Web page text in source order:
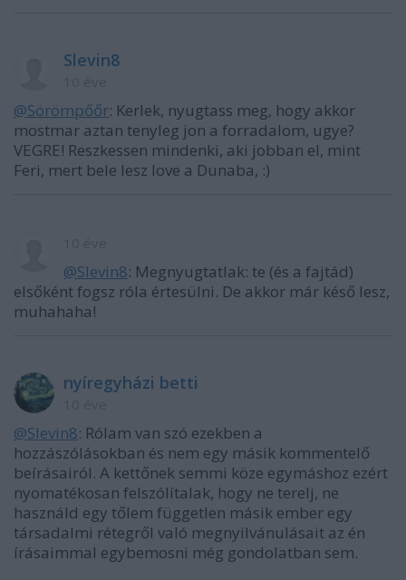
Slevin8
@Sörömpőőr: Kerlek, nyugtass meg, hogy akkor
mostmar aztan tenyleg jon a forradalom, ugye?
VEGRE! Reszkessen mindenki, aki jobban el, mint
Feri, mert bele lesz love a Dunaba, :)
@Slevin8: Megnyugtatlak: te (és a fajtád)
elsőként fogsz róla értesülni. De akkor már késő lesz,
muhahaha!
nyíregyházi betti
@Slevin8: Rólam van szó ezekben a
hozzászólásokban és nem egy másik kommentelő
beírásairól. A kettőnek semmi köze egymáshoz ezért
nyomatékosan felszólítalak, hogy ne terelj, ne
használd egy tőlem független másik ember egy
társadalmi rétegről való megnyilvánulásait az én
írásaimmal egybemosni még gondolatban sem.